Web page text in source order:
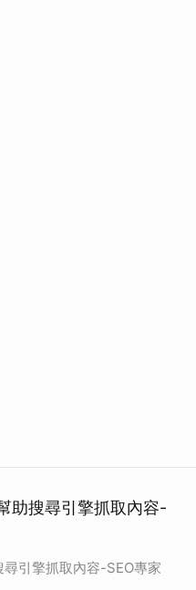
助搜尋引擎抓取內容-
引擎抓取內容-SEO專家